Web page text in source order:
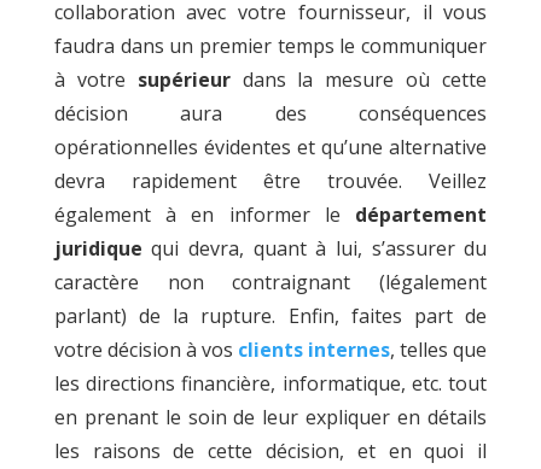
collaboration avec votre fournisseur, il vous
faudra dans un premier temps le communiquer
à votre supérieurdans la mesure où cette
décision aura des conséquences
opérationnelles évidentes et qu’une alternative
devra rapidement être trouvée. Veillez
également à en informer le département
juridique qui devra, quant à lui, s’assurer du
caractère non contraignant (légalement
parlant) de la rupture. Enfin, faites part de
votre décision à vos clients internes, telles que
les directions financière, informatique, etc. tout
en prenant le soin de leur expliquer en détails
les raisons de cette décision, et en quoi il